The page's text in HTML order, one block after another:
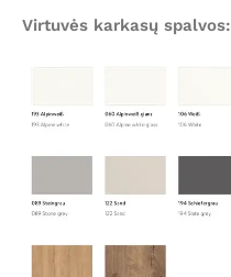
Virtuvės karkasų spalvos: